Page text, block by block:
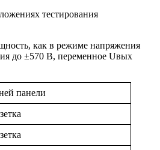
тестирования
как в режиме напряжения
до ±570 В, переменное Uвых
панели